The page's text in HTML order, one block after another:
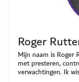
Roger
Mijn naam is Roger
met presteren,
verwachtingen. Ik